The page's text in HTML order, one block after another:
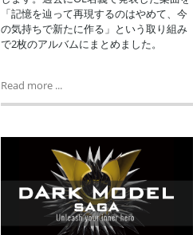
「記憶を辿って再現するのはやめて、今
の気持ちで新たに作る」という取り組み
で2枚のアルバムにまとめました。
Read more ...